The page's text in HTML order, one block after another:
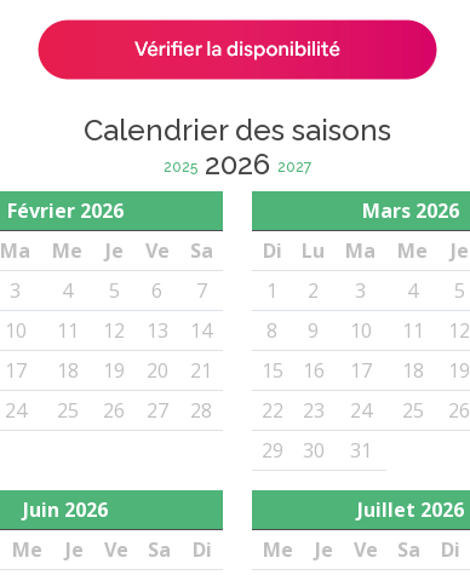
Calendrier des saisons
2025 2026 2027
Février 2026
Ma Me Je Ve
Sa
3 4 5 6
7
10 11 12 13
14
17 18 19 20
21
24 25 26 27 28
Mars 2026
Di
Lu Ma Me Je
1
2 3 4 5
8
9 10 11 12
15
16 17 18 19
22
23 24 25 26
29
30 31
Juin 2026
Me Je Ve Sa
Di
Juillet 2026
Me
Je Ve Sa Di